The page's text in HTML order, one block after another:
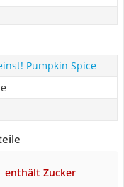
Pumpkin Spice
enthält Zucker